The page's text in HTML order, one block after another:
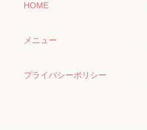
HOME
メニュー
プライバシーポリシー